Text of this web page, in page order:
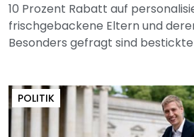
10 Prozent Rabatt auf
frischgebackene Eltern und
Besonders gefragt sind bestickte
POLITIK